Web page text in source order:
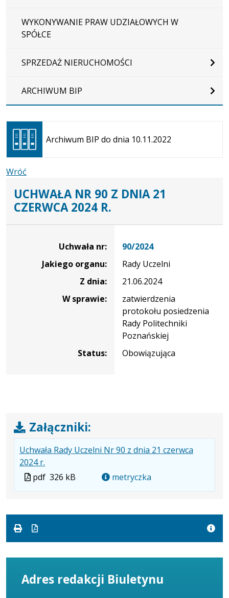
WYKONYWANIE PRAW UDZIAŁOWYCH W
SPÓŁCE
SPRZEDAŻ NIERUCHOMOŚCI
ARCHIWUM BIP
Archiwum BIP do dnia 10.11.2022
Otwiera
się w
nowej
karcie
Wróć
UCHWAŁA NR 90 Z DNIA 21
CZERWCA 2024 R.
Uchwała nr:
90/2024
Jakiego organu:
Rady Uczelni
Z dnia:
21.06.2024
W sprawie:
zatwierdzenia
protokołu posiedzenia
Rady Politechniki
Poznańskiej
Status:
Obowiązująca
Załączniki:
Uchwała Rady Uczelni Nr 90 z dnia 21 czerwca
2024 r.
Plik
Rozmiar
Otwiera
Plik
pdf 326 kB metryczka
Adres redakcji Biuletynu